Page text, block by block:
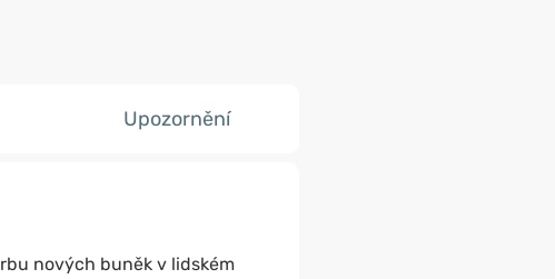
Upozornění
nových buněk v lidském